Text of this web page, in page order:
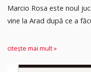
Marcio Rosa este noul
vine la Arad după ce a
citește mai mult »